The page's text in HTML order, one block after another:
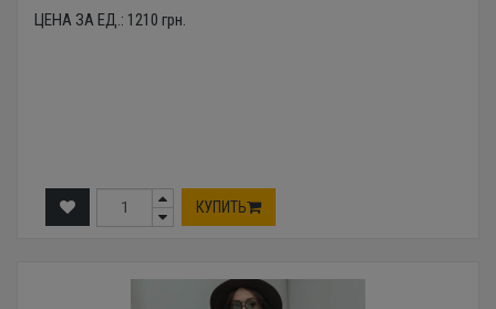
ЦЕНА ЗА ЕД.: 1210 грн.
КУПИТЬ